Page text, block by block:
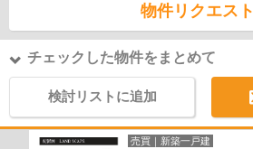
物件リクエスト
チェックした物件をまとめて
検討リストに追加
売買｜新築一戸建